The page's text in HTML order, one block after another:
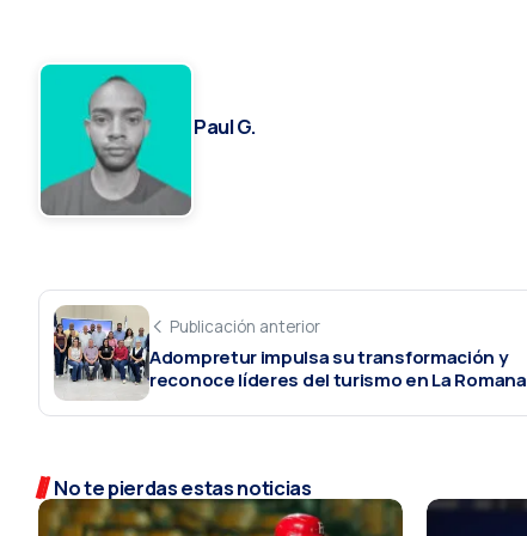
Paul G.
Publicación anterior
Adompretur impulsa su transformación y
reconoce líderes del turismo en La Romana
No te pierdas estas noticias